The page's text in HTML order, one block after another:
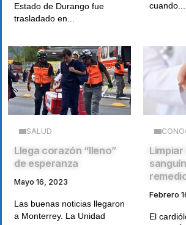
Estado de Durango fue
trasladado en...
cuando...
SALUD
Llega corazón “lleno”
de esperanza
Mayo 16, 2023
Las buenas noticias llegaron
a Monterrey. La Unidad
Febrero
El